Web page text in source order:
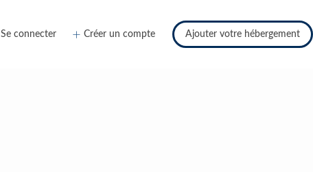
Se connecter Créer un compte Ajouter votre hébergement